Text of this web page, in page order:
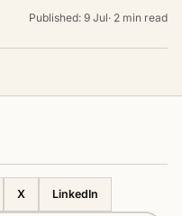
Published: 9 Jul· 2 min read
X LinkedIn